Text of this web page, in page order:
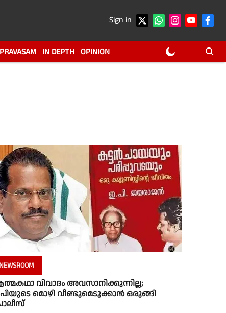
Sign in
PRAVASAM IN DEPTH OPINION
NEWSROOM
വിവാദം അവസാനിക്കുന്നില്ല;
മൊഴി വീണ്ടുമെടുക്കാന്‍ ഒരുങ്ങി